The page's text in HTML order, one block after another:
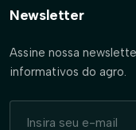
Newsletter
Assine nossa
informativos do agro.